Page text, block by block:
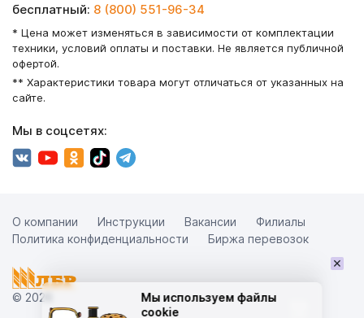
Мы используем файлы
cookie
бесплатный: 8 (800) 551-96-34
* Цена может изменяться в зависимости от комплектации
техники, условий оплаты и поставки. Не является публичной
офертой.
** Характеристики товара могут отличаться от указанных на
сайте.
Мы в соцсетях:
© 2026
О компании Инструкции Вакансии
Филиалы
Политика конфиденциальности
Биржа перевозок
×